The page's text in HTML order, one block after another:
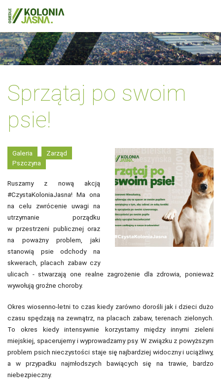
Sprzątaj po swoim
psie!
Galeria
Zarząd
Pszczyna
Ruszamy z nową akcją
#CzystaKoloniaJasna! Ma ona
na celu zwrócenie uwagi na
utrzymanie porządku
w przestrzeni publicznej oraz
na poważny problem, jaki
stanowią psie odchody na
skwerach, placach zabaw czy
ulicach - stwarzają one realne zagrożenie dla zdrowia, ponieważ
wywołują groźne choroby.
Okres wiosenno-letni to czas kiedy zarówno dorośli jak i dzieci dużo
czasu spędzają na zewnątrz, na placach zabaw, terenach zielonych.
To okres kiedy intensywnie korzystamy między innymi zieleni
miejskiej, spacerujemy i wyprowadzamy psy. W związku z powyższym
problem psich nieczystości staje się najbardziej widoczny i uciążliwy,
a w przypadku najmłodszych bawiących się na trawie, bardzo
niebezpieczny.